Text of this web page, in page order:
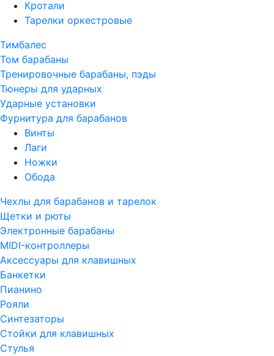
Кротали
Тарелки оркестровые
Тимбалес
Том барабаны
Тренировочные барабаны, пэды
Тюнеры для ударных
Ударные установки
Фурнитура для барабанов
Винты
Лаги
Ножки
Обода
Чехлы для барабанов и тарелок
Щетки и рюты
Электронные барабаны
MIDI-контроллеры
Аксессуары для клавишных
Банкетки
Пианино
Рояли
Синтезаторы
Стойки для клавишных
Стулья